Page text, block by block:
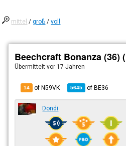
mittel /groß /voll
Beechcraft Bonanza (36)
Übermitteltvor 17 Jahren
14 of N59VK 5645 ofBE36
Dondi